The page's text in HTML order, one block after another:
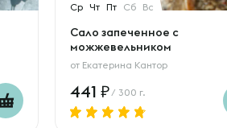
Ср Чт Пт Сб Вс
Сало запеченное с
можжевельником
от Екатерина Кантор
441 / 300 г.